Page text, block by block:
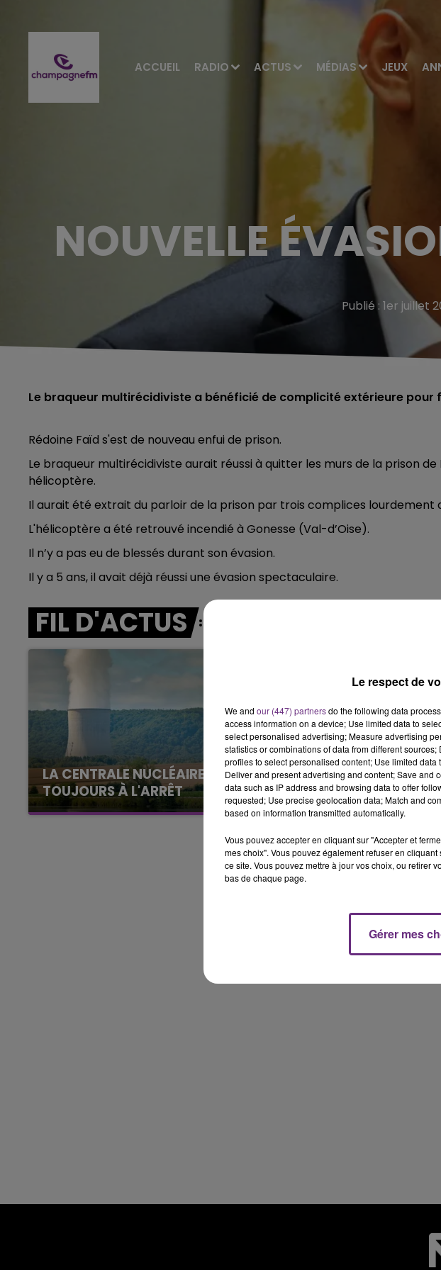
ACCUEIL RADIO ACTUS MÉDIAS JEUX
5h00 - 6h00
LE BEST OF DE LA FAMILLE
NOUVELLE
Publié : 1er juillet
Le braqueur multirécidiviste a bénéficié de complicité extérieure pour
Rédoine Faïd s'est de nouveau enfui de prison.
Le braqueur multirécidiviste aurait réussi à quitter les murs de la prison
hélicoptère.
Il aurait été extrait du parloir de la prison par trois complices lourdement
L'hélicoptère a été retrouvé incendié à Gonesse (Val-d’Oise).
Il n’y a pas eu de blessés durant son évasion.
Il y a 5 ans, il avait déjà réussi une évasion spectaculaire.
FIL D'ACTUS
LA CENTRALE NUCLÉAIRE DE CHOOZ
TOUJOURS À L'ARRÊT
Cela fait déjà une semaine que la centrale
justifiée par la sécheresse intense qui est
LE
SES
C'était l'une
fermer ses
LE
Le respect de
We and our (447) partnersdo the following data
access information on a device; Use limited data to
select personalised advertising; Measure advertising
statistics or combinations of data from different
profiles to select personalised content; Use limited
Deliver and present advertising and content; Save and
data such as IP address and browsing data to offer
requested; Use precise geolocation data; Match and
based on information transmitted automatically.
Vous pouvez accepter en cliquant sur "Accepter et
mes choix". Vous pouvez également refuser en
ce site. Vous pouvez mettre à jour vos choix, ou retirer
bas de chaque page.
Gérer mes